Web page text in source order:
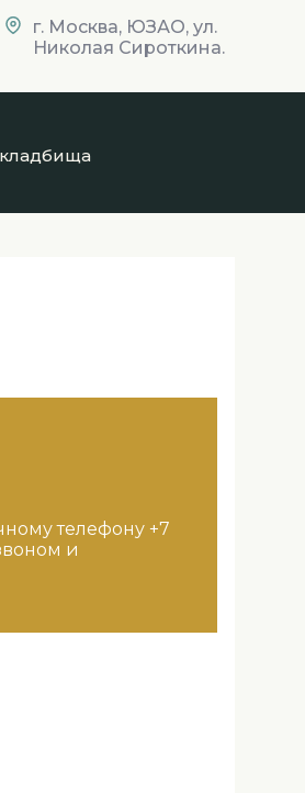
г. Москва, ЮЗАО, ул.
Николая Сироткина.
телефону +7
и